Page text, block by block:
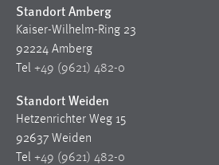
Standort Amberg
Kaiser-Wilhelm-Ring 23
92224 Amberg
Tel +49 (9621) 482-0
Standort Weiden
Hetzenrichter Weg 15
92637 Weiden
Tel +49 (9621) 482-0
Anbieter:
Facebook
Zweck:
Cookie Laufzeit:
3 Monate